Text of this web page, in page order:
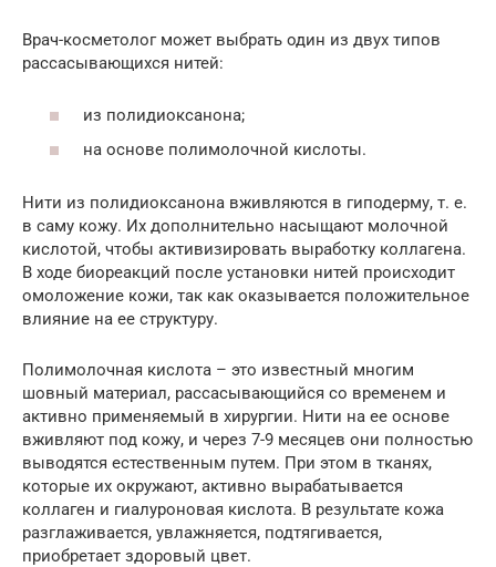
Врач-косметолог может выбрать один из двух типов
рассасывающихся нитей:
из полидиоксанона;
на основе полимолочной кислоты.
Нити из полидиоксанона вживляются в гиподерму, т. е.
в саму кожу. Их дополнительно насыщают молочной
кислотой, чтобы активизировать выработку коллагена.
В ходе биореакций после установки нитей происходит
омоложение кожи, так как оказывается положительное
влияние на ее структуру.
Полимолочная кислота – это известный многим
шовный материал, рассасывающийся со временем и
активно применяемый в хирургии. Нити на ее основе
вживляют под кожу, и через 7-9 месяцев они полностью
выводятся естественным путем. При этом в тканях,
которые их окружают, активно вырабатывается
коллаген и гиалуроновая кислота. В результате кожа
разглаживается, увлажняется, подтягивается,
приобретает здоровый цвет.